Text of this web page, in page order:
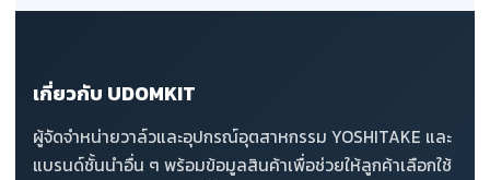
เกี่ยวกับ UDOMKIT
ผู้จัดจำหน่ายวาล์วและอุปกรณ์อุตสาหกรรม YOSHITAKE และ
แบรนด์ชั้นนำอื่น ๆ พร้อมข้อมูลสินค้าเพื่อช่วยให้ลูกค้าเลือกใช้